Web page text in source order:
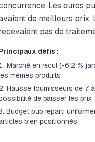
Les euros
de meilleurs prix.
recevaient pas de
Principaux défis :
Marché en recul (-6,2 %
mêmes produits
Hausse fournisseurs de 7
de baisser les prix
Budget pub réparti
bien positionnés